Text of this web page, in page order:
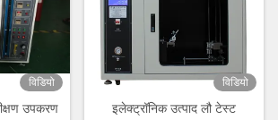
विडियो
उपकरण
विडियो
इलेक्ट्रॉनिक उत्पाद लौ टेस्ट